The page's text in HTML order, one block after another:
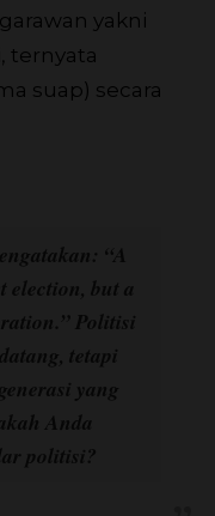
yakni
ternyata
suap) secara
“A
but a
Politisi
tetapi
yang
Anda
politisi?